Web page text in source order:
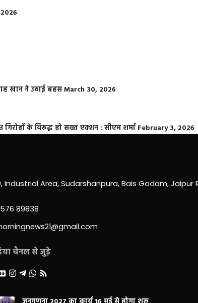
खान ने उठाई बहसMarch 30, 2026
गिरोहों के विरूद्ध हो सख्त एक्शन : सीएम शर्मा February 3, 2026
Industrial Area, Sudarshanpura, Bais Godam,
89838
चैनल से जुड़े